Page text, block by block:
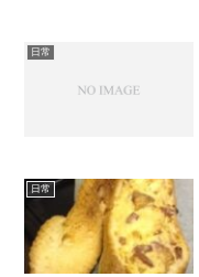
日常
日常